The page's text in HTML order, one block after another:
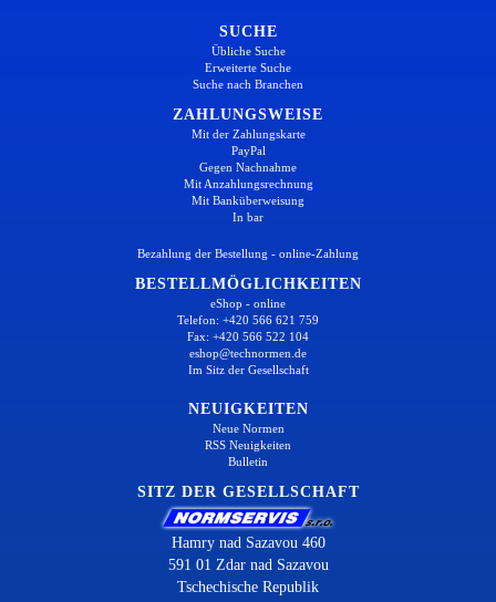
SUCHE
Übliche Suche
Erweiterte Suche
Suche nach Branchen
ZAHLUNGSWEISE
Mit der Zahlungskarte
PayPal
Gegen Nachnahme
Mit Anzahlungsrechnung
Mit Banküberweisung
In bar
Bezahlung der Bestellung - online-Zahlung
BESTELLMÖGLICHKEITEN
eShop - online
Telefon: +420 566 621 759
Fax: +420 566 522 104
eshop@technormen.de
Im Sitz der Gesellschaft
NEUIGKEITEN
Neue Normen
RSS Neuigkeiten
Bulletin
SITZ DER GESELLSCHAFT
Hamry nad Sazavou 460
591 01 Zdar nad Sazavou
Tschechische Republik